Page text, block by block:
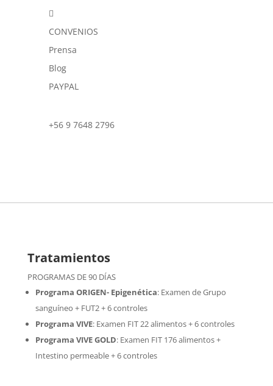

CONVENIOS
Prensa
Blog
PAYPAL
+56 9 7648 2796
Tratamientos
PROGRAMAS DE 90 DÍAS
Programa ORIGEN- Epigenética:Examen de Grupo
sanguíneo + FUT2 + 6 controles
Programa VIVE: Examen FIT 22 alimentos + 6 controles
Programa VIVE GOLD: Examen FIT 176 alimentos +
Intestino permeable + 6 controles